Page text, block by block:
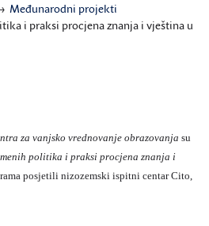
Međunarodni projekti
i praksi procjena znanja i vještina u
za vanjsko vrednovanje obrazovanja su
politika i praksi procjena znanja i
posjetili nizozemski ispitni centar Cito,